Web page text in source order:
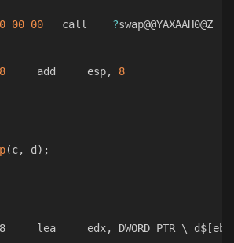
00 00
   call
?swap@@YAXAAH0@Z
     add     esp
, 8
(c, d ) ;
lea     edx, DWORD PTR \_d$[ebp